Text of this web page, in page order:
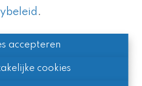
.
accepteren
cookies
nog meer